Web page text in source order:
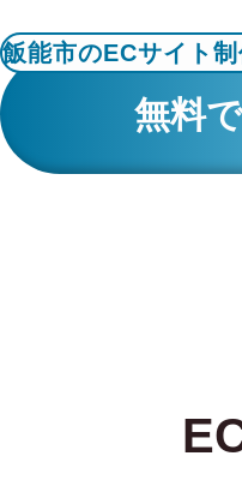
飯能市のECサイト
無料